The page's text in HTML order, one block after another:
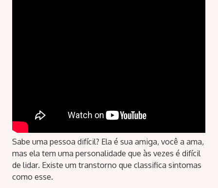
Sabe uma pessoa difícil? Ela é sua amiga, você a ama,
mas ela tem uma personalidade que às vezes é difícil
de lidar. Existe um transtorno que classifica sintomas
como esse.